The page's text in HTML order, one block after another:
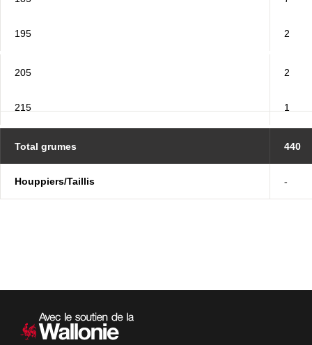
195 2
205 2
215 1
Total grumes 440
Houppiers/Taillis -